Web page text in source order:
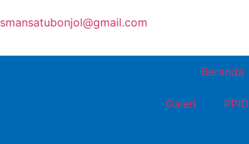
smansatubonjol@gmail.com
Beranda
Galeri PPID